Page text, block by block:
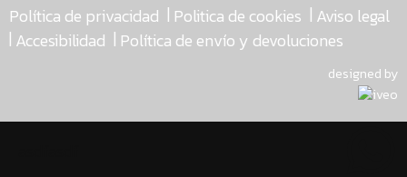
Política de privacidad | Politica de cookies | Aviso legal
| Accesibilidad | Política de envío y devoluciones
designed by